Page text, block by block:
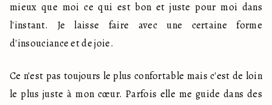
mieux que moi ce qui est bon et juste pour moi dans
l'instant. Je laisse faire avec une certaine forme
d'insouciance et de joie.
Ce n'est pas toujours le plus confortable mais c'est de loin
le plus juste à mon cœur. Parfois elle me guide dans des